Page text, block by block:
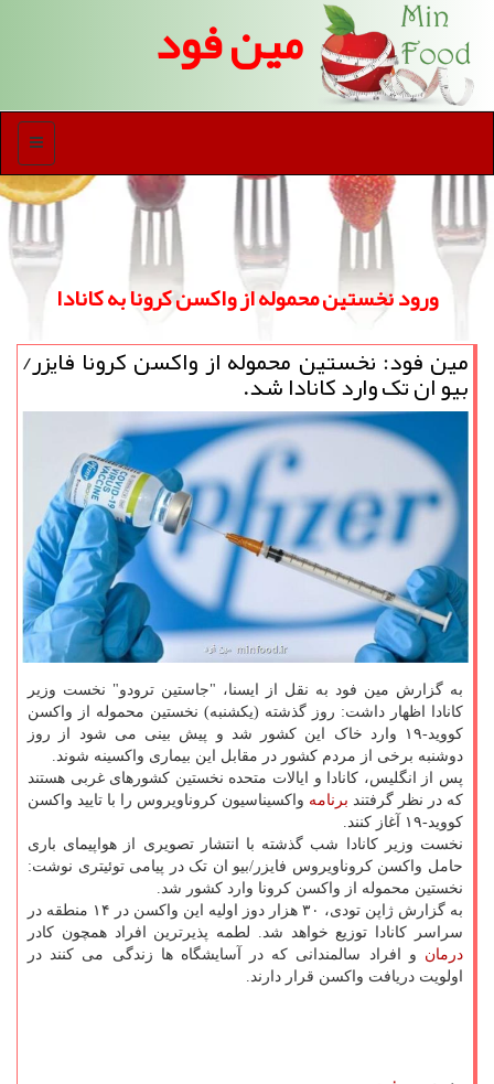
مین فود
منو
ورود نخستین محموله از واكسن كرونا به كانادا
مین فود: نخستین محموله از واکسن کرونا فایزر/
بیو ان تک وارد کانادا شد.
به گزارش مین فود به نقل از ایسنا، "جاستین ترودو" نخست وزیر
کانادا اظهار داشت: روز گذشته (یکشنبه) نخستین محموله از واکسن
کووید-۱۹ وارد خاک این کشور شد و پیش بینی می شود از روز
دوشنبه برخی از مردم کشور در مقابل این بیماری واکسینه شوند.
پس از انگلیس، کانادا و ایالات متحده نخستین کشورهای غربی هستند
که در نظر گرفتند برنامه واکسیناسیون کروناویروس را با تایید واکسن
کووید-۱۹ آغاز کنند.
نخست وزیر کانادا شب گذشته با انتشار تصویری از هواپیمای باری
حامل واکسن کروناویروس فایزر/بیو ان تک در پیامی توئیتری نوشت:
نخستین محموله از واکسن کرونا وارد کشور شد.
به گزارش ژاپن تودی، ۳۰ هزار دوز اولیه این واکسن در ۱۴ منطقه در
سراسر کانادا توزیع خواهد شد. لطمه پذیرترین افراد همچون کادر
درمان و افراد سالمندانی که در آسایشگاه ها زندگی می کنند در
اولویت دریافت واکسن قرار دارند.